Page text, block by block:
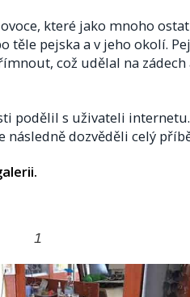
které jako mnoho
těle pejska a v jeho okolí.
což udělal na zádech
podělil s uživateli
následně dozvěděli celý
1